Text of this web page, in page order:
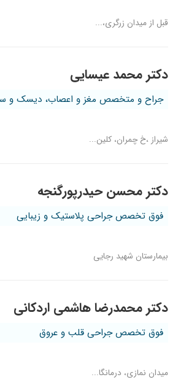
قبل از میدان زرگری،...
دکتر محمد عیسایی
جراح و متخصص مغز و اعصاب، دیسک و
شیراز ،خ چمران، کلین...
دکتر محسن حیدرپورگنجه
فوق تخصص جراحی پلاستیک و زیبایی
بیمارستان شهید رجایی
دکتر محمدرضا هاشمی اردکانی
فوق تخصص جراحی قلب و عروق
میدان نمازی، درمانگا...